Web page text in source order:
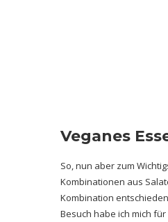
Veganes
So, nun aber zum
Kombinationen aus
Kombination
Besuch habe ich mich